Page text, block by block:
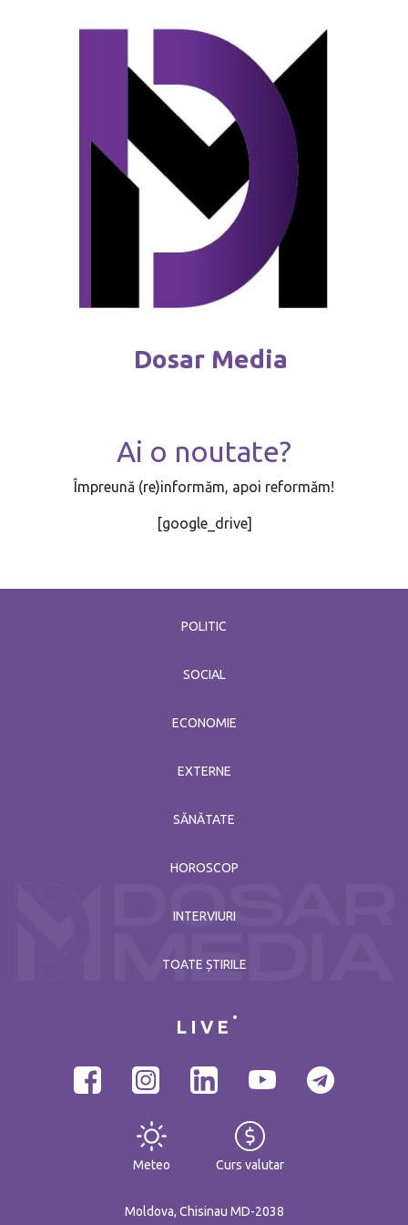
Reguli noi pentru deținătorii de câini
februarie 4 / 2026
Dosar Media
Ai o noutate?
Împreună (re)informăm, apoi reformăm!
[google_drive]
POLITIC
SOCIAL
ECONOMIE
EXTERNE
SĂNĂTATE
HOROSCOP
INTERVIURI
TOATE ȘTIRILE
LIVE
Meteo Curs valutar
Moldova, Chisinau MD-2038